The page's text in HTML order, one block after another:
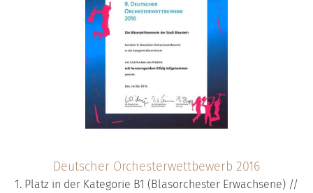
Deutscher Orchesterwettbewerb 2016
1. Platz in der Kategorie B1 (Blasorchester Erwachsene) //